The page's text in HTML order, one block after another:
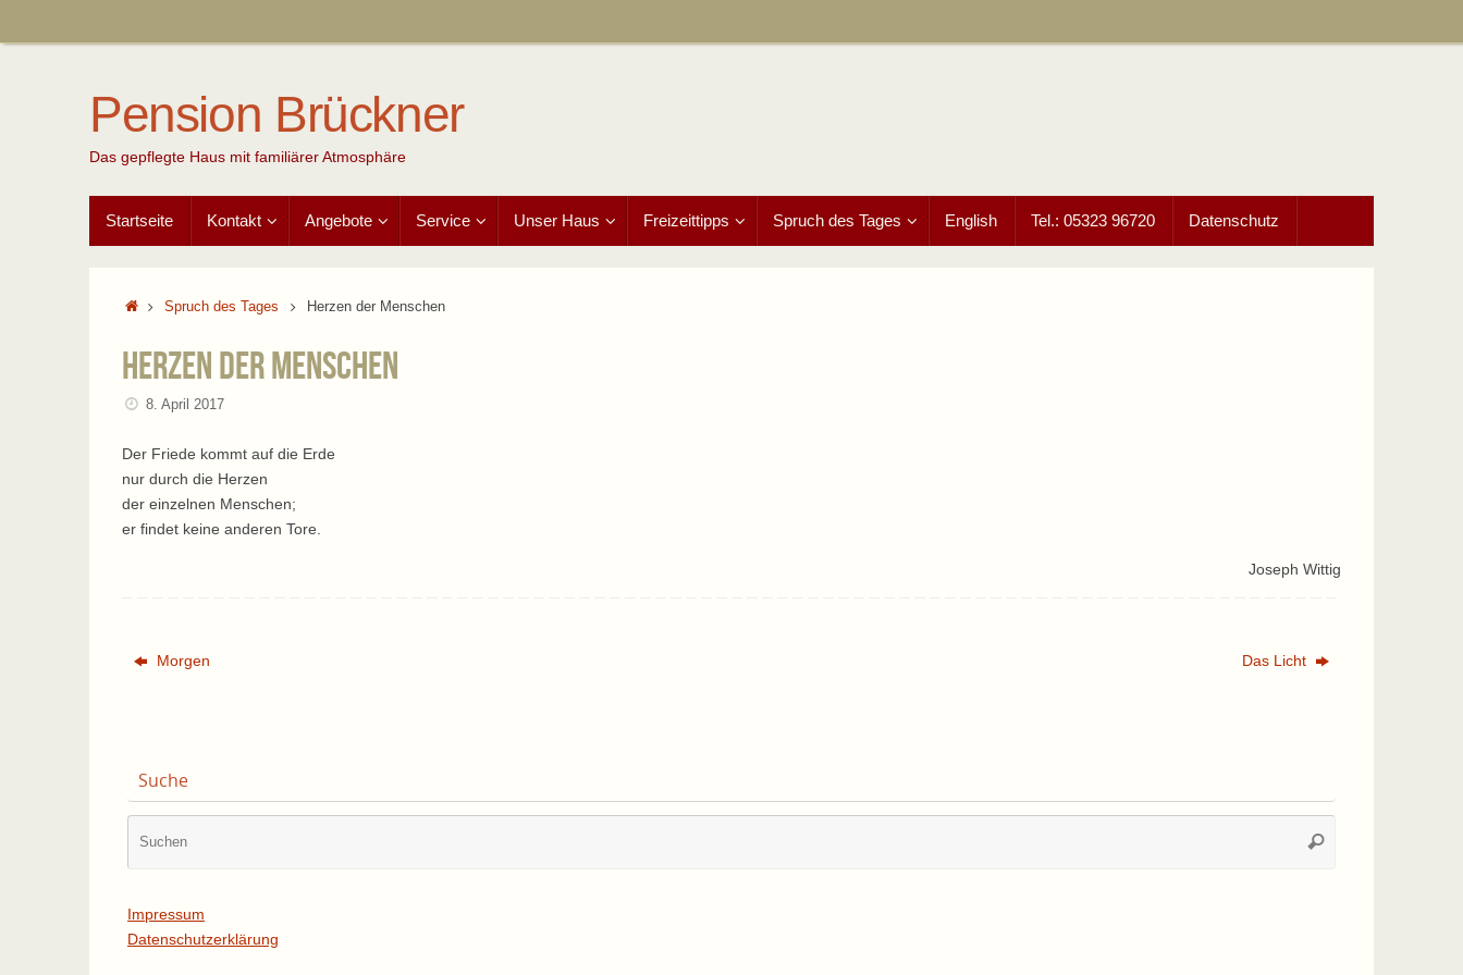
Pension Brückner
Das gepflegte Haus mit familiärer Atmosphäre
Inhalt
springen
Startseite Kontakt Angebote Service Unser Haus Freizeittipps Spruch des Tages English Tel.: 05323 96720 Datenschutz
StartSpruch des Tages Herzen der Menschen
Herzen der Menschen
8. April 2017
Der Friede kommt auf die Erde
nur durch die Herzen
der einzelnen Menschen;
er findet keine anderen Tore.
Joseph Wittig
Morgen Das Licht
Suche
Suchen
Impressum
Datenschutzerklärung